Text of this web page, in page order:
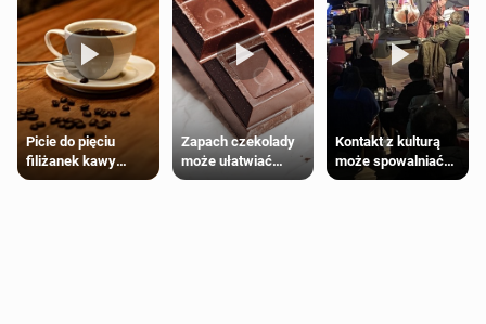
Picie do pięciu
filiżanek kawy
dziennie jest
Zapach czekolady
może ułatwiać
trening siłowy
Kontakt z kulturą
może spowalniać
starzenie